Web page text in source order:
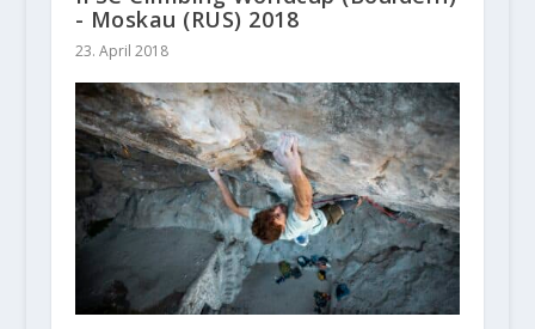
- Moskau (RUS) 2018
23. April 2018